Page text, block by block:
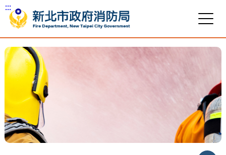
跳到主要內容區塊
:::